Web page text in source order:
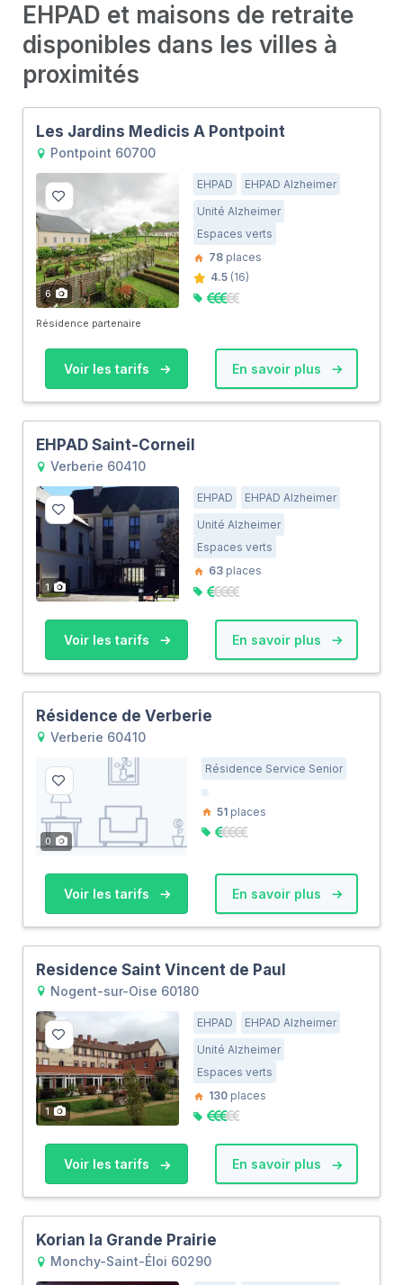
EHPAD et maisons de retraite
disponibles dans les villes à
proximités
Les Jardins Medicis A Pontpoint
Pontpoint 60700
6
EHPAD
EHPAD Alzheimer
Unité Alzheimer
Espaces verts
78 places
4.5 (16)
Résidence partenaire
Voir les tarifs En savoir plus
EHPAD Saint-Corneil
Verberie 60410
1
EHPAD
EHPAD Alzheimer
Unité Alzheimer
Espaces verts
63 places
Voir les tarifs En savoir plus
Résidence de Verberie
Verberie 60410
0
Résidence Service Senior
51 places
Voir les tarifs En savoir plus
Residence Saint Vincent de Paul
Nogent-sur-Oise 60180
1
EHPAD
EHPAD Alzheimer
Unité Alzheimer
Espaces verts
130 places
Voir les tarifs En savoir plus
Korian la Grande Prairie
Monchy-Saint-Éloi 60290